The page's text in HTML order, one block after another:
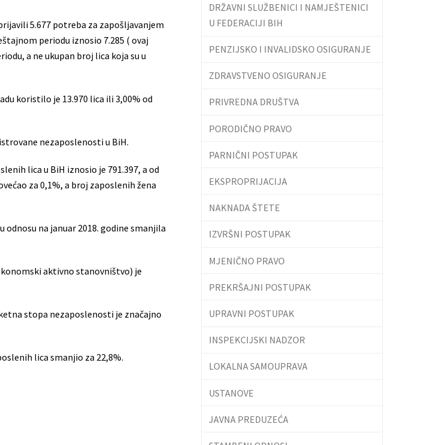
5.677 potreba za zapošljavanjem
periodu iznosio 7.285 ( ovaj
a ne ukupan broj lica koja su u
koristilo je 13.970 lica ili 3,00% od
nezaposlenosti u BiH.
lica u BiH iznosio je 791.397, a od
za 0,1%, a broj zaposlenih žena
na januar 2018. godine smanjila
aktivno stanovništvo) je
stopa nezaposlenosti je značajno
lica smanjio za 22,8%.
DRŽAVNI SLUŽBENICI I NAMJEŠTENICI
U FEDERACIJI BIH
PENZIJSKO I INVALIDSKO OSIGURANJE
ZDRAVSTVENO OSIGURANJE
PRIVREDNA DRUŠTVA
PORODIČNO PRAVO
PARNIČNI POSTUPAK
EKSPROPRIJACIJA
NAKNADA ŠTETE
IZVRŠNI POSTUPAK
MJENIČNO PRAVO
PREKRŠAJNI POSTUPAK
UPRAVNI POSTUPAK
INSPEKCIJSKI NADZOR
LOKALNA SAMOUPRAVA
USTANOVE
JAVNA PREDUZEĆA